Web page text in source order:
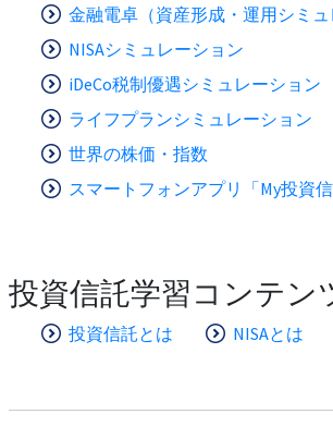
金融電卓（資産形成・運用シミュ
NISAシミュレーション
iDeCo税制優遇シミュレーション
ライフプランシミュレーション
世界の株価・指数
スマートフォンアプリ「My投資信
投資信託学習コンテン
投資信託とは NISAとは